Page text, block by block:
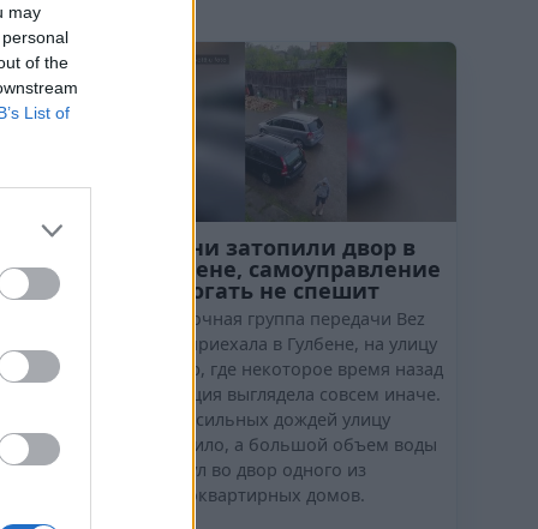
may
of the
List of
Ливни затопили двор в
Гулбене, самоуправление
помогать не спешит
Съемочная группа передачи Bez
tabu приехала в Гулбене, на улицу
Абелю, где некоторое время назад
ситуация выглядела совсем иначе.
Из-за сильных дождей улицу
затопило, а большой объем воды
хлынул во двор одного из
многоквартирных домов.